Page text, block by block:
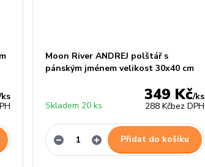
ks
Moon River ANDREJ polštář s
pánským jménem velikost 30x40 cm
349 Kč/ks
288 Kčbez DPH
Skladem 20 ks
Přidat do košíku